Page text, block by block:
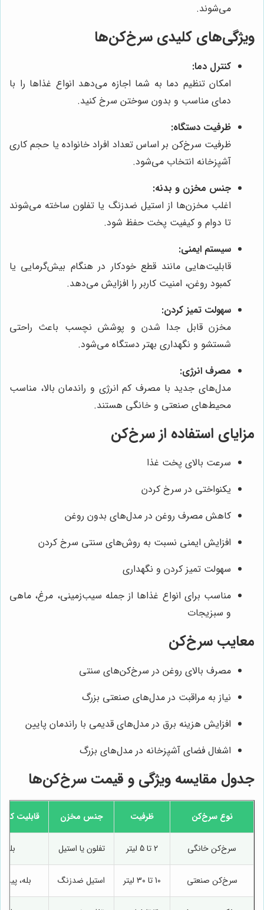
می‌شوند.
ویژگی‌های کلیدی سرخ‌کن‌ها
کنترل دما:
امکان تنظیم دما به شما اجازه می‌دهد انواع غذاها را با
دمای مناسب و بدون سوختن سرخ کنید.
ظرفیت دستگاه:
ظرفیت سرخ‌کن بر اساس تعداد افراد خانواده یا حجم کاری
آشپزخانه انتخاب می‌شود.
جنس مخزن و بدنه:
اغلب مخزن‌ها از استیل ضدزنگ یا تفلون ساخته می‌شوند
تا دوام و کیفیت پخت حفظ شود.
سیستم ایمنی:
قابلیت‌هایی مانند قطع خودکار در هنگام بیش‌گرمایی یا
کمبود روغن، امنیت کاربر را افزایش می‌دهد.
سهولت تمیز کردن:
مخزن قابل جدا شدن و پوشش نچسب باعث راحتی
شستشو و نگهداری بهتر دستگاه می‌شود.
مصرف انرژی:
مدل‌های جدید با مصرف کم انرژی و راندمان بالا، مناسب
محیط‌های صنعتی و خانگی هستند.
مزایای استفاده از سرخ‌کن
سرعت بالای پخت غذا
یکنواختی در سرخ کردن
کاهش مصرف روغن در مدل‌های بدون روغن
افزایش ایمنی نسبت به روش‌های سنتی سرخ کردن
سهولت تمیز کردن و نگهداری
مناسب برای انواع غذاها از جمله سیب‌زمینی، مرغ، ماهی
و سبزیجات
معایب سرخ‌کن
مصرف بالای روغن در سرخ‌کن‌های سنتی
نیاز به مراقبت در مدل‌های صنعتی بزرگ
افزایش هزینه برق در مدل‌های قدیمی با راندمان پایین
اشغال فضای آشپزخانه در مدل‌های بزرگ
جدول مقایسه ویژگی و قیمت سرخ‌کن‌ها
نوع سرخ‌کن ظرفیت جنس مخزن قابلیت
سرخ‌کن خانگی 2 تا 5 لیتر تفلون یا استیل بله
سرخ‌کن صنعتی 10 تا 30 لیتر استیل ضدزنگ بله،